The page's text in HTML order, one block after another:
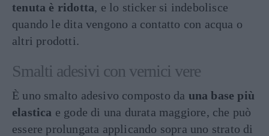
tenuta è ridotta, e lo sticker si indebolisce
quando le dita vengono a contatto con acqua o
altri prodotti.
Smalti adesivi con vernici vere
È uno smalto adesivo composto da una base più
elastica e gode di una durata maggiore, che può
essere prolungata applicando sopra uno strato di